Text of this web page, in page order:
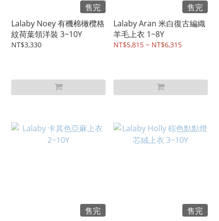
售完
Lalaby Noey 有機棉橄欖格
紋荷葉領洋裝 3~10Y
NT$3,330
售完
Lalaby Aran 米白復古編織
羊毛上衣 1~8Y
NT$5,815 ~ NT$6,315
售完
售完